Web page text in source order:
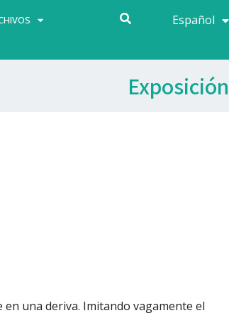
Español
Français
Exposición
una deriva. Imitando vagamente el